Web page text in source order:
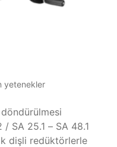
yetenekler
SA 25.1 – SA 48.1
dişli redüktörlerle